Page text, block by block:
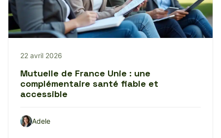
22 avril 2026
Mutuelle de France Unie : une
complémentaire santé fiable et
accessible
Adele